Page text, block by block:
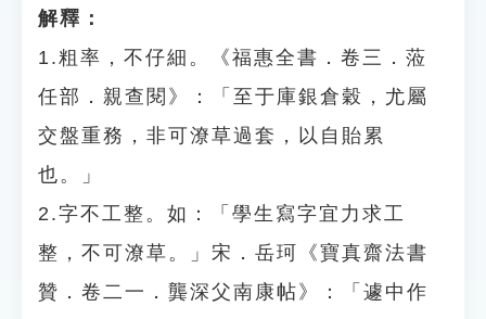
解釋：
1.粗率，不仔細。《福惠全書．卷三．蒞
任部．親查閱》：「至于庫銀倉穀，尤屬
交盤重務，非可潦草過套，以自貽累
也。」
2.字不工整。如：「學生寫字宜力求工
整，不可潦草。」宋．岳珂《寶真齋法書
贊．卷二一．龔深父南康帖》：「遽中作